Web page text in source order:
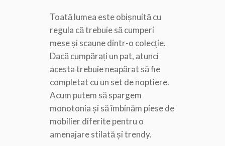
Toată lumea este obișnuită cu
regula că trebuie să cumperi
mese și scaune dintr-o colecție.
Dacă cumpărați un pat, atunci
acesta trebuie neapărat să fie
completat cu un set de noptiere.
Acum putem să spargem
monotonia și să îmbinăm piese de
mobilier diferite pentru o
amenajare stilată și trendy.